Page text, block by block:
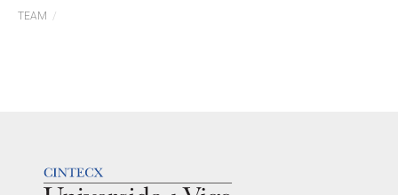
Research
Equality
TEAM